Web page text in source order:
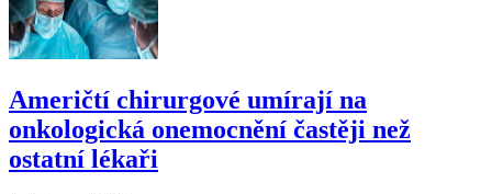
Američtí chirurgové umírají na
onkologická onemocnění častěji než
ostatní lékaři